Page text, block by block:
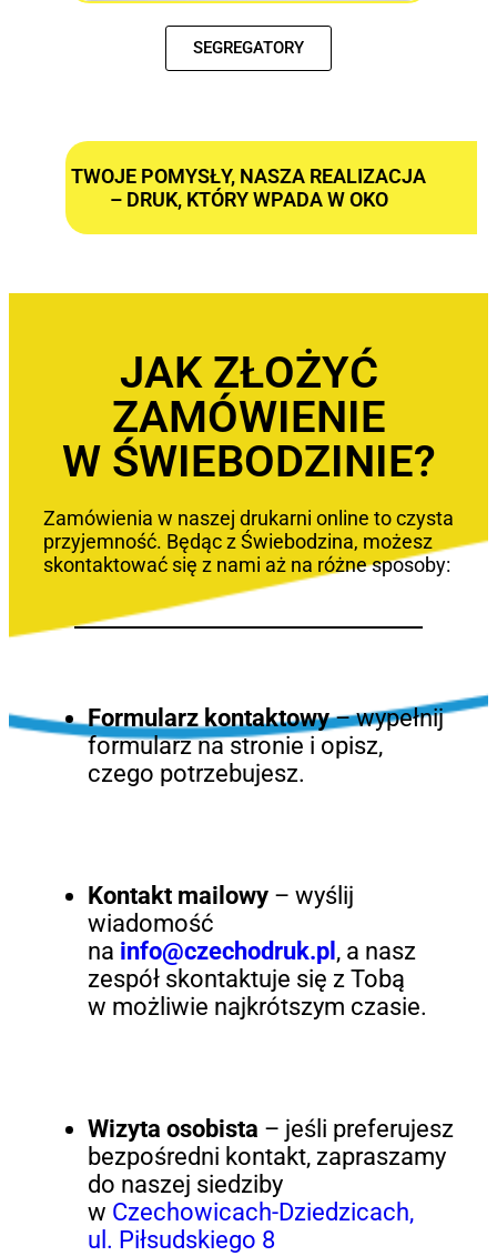
SEGREGATORY
TWOJE POMYSŁY, NASZA REALIZACJA
– DRUK, KTÓRY WPADA W OKO
JAK ZŁOŻYĆ
ZAMÓWIENIE
W ŚWIEBODZINIE?
Zamówienia w naszej drukarni online to czysta
przyjemność. Będąc z Świebodzina, możesz
skontaktować się z nami aż na różne sposoby:
Formularz kontaktowy– wypełnij
formularz na stronie i opisz,
czego potrzebujesz.
Kontakt mailowy– wyślij
wiadomość
na info@czechodruk.pl , a nasz
zespół skontaktuje się z Tobą
w możliwie najkrótszym czasie.
Wizyta osobista – jeśli preferujesz
bezpośredni kontakt, zapraszamy
do naszej siedziby
w Czechowicach-Dziedzicach,
ul. Piłsudskiego 8